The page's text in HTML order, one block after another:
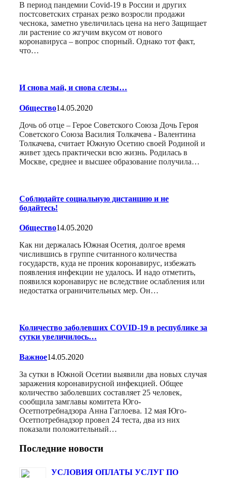
В период пандемии Covid-19 в России и других
постсоветских странах резко возросли продажи
чеснока, заметно увеличилась цена на него Защищает
ли растение со жгучим вкусом от нового
коронавируса – вопрос спорный. Однако тот факт,
что…
И снова май, и снова слезы…
Общество14.05.2020
Дочь об отце – Герое Советского Союза Дочь Героя
Советского Союза Василия Толкачева - Валентина
Толкачева, считает Южную Осетию своей Родиной и
живет здесь практически всю жизнь. Родилась в
Москве, среднее и высшее образование получила…
Соблюдайте социальную дистанцию и не
бодайтесь!
Общество14.05.2020
Как ни держалась Южная Осетия, долгое время
числившись в группе считанного количества
государств, куда не проник коронавирус, избежать
появления инфекции не удалось. И надо отметить,
появился коронавирус не вследствие ослабления или
недостатка ограничительных мер. Он…
Количество заболевших COVID-19 в республике за
сутки увеличилось…
Важное14.05.2020
За сутки в Южной Осетии выявили два новых случая
заражения коронавирусной инфекцией. Общее
количество заболевших составляет 25 человек,
сообщила замглавы комитета Юго-
Осетпотребнадзора Анна Гаглоева. 12 мая Юго-
Осетпотребнадзор провел 24 теста, два из них
показали положительный…
Последние новости
УСЛОВИЯ ОПЛАТЫ УСЛУГ ПО